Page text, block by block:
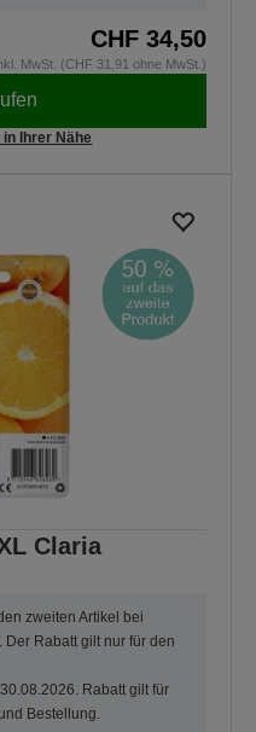
CHF 34,50
MwSt. (CHF 31,91 ohne MwSt.)
Ihrer Nähe
Claria
zweiten Artikel bei
Rabatt gilt nur für den
Rabatt gilt für
Bestellung.